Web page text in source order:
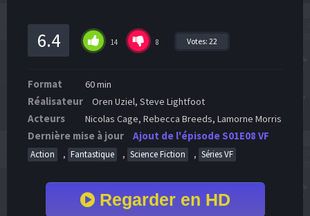
6.4 14 8 Votes: 22
Format 60 min
Réalisateur Oren Uziel, Steve Lightfoot
Acteurs Nicolas Cage, Rebecca Breeds, Lamorne Morris
Dernière mise à jour Ajout de l'épisode S01E08 VF
Action , Fantastique , Science Fiction , Séries VF
Regarder en HD